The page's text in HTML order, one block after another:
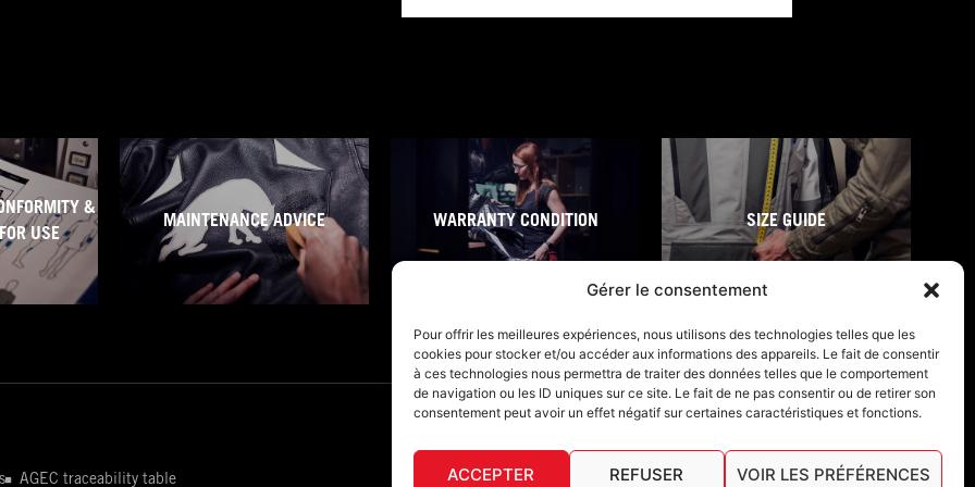
Gérer le consentement
Pour offrir les meilleures expériences, nous utilisons des technologies telles que les
cookies pour stocker et/ou accéder aux informations des appareils. Le fait de consentir
à ces technologies nous permettra de traiter des données telles que le comportement
de navigation ou les ID uniques sur ce site. Le fait de ne pas consentir ou de retirer son
consentement peut avoir un effet négatif sur certaines caractéristiques et fonctions.
ACCEPTER REFUSER VOIR LES PRÉFÉRENCES
&
USE
MAINTENANCE ADVICE WARRANTY CONDITION SIZE GUIDE
AGEC traceability table